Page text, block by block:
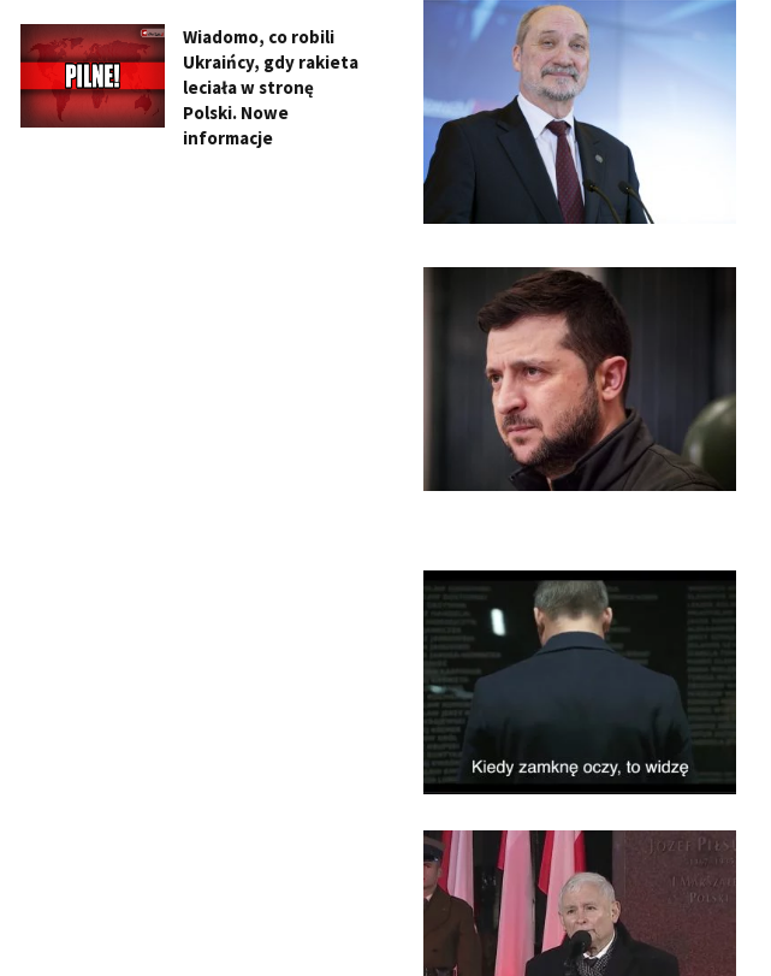
Wiadomo, co robili
Ukraińcy, gdy rakieta
leciała w stronę
Polski. Nowe
informacje